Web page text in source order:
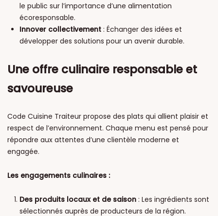
le public sur l’importance d’une alimentation
écoresponsable.
Innover collectivement : Échanger des idées et
développer des solutions pour un avenir durable.
Une offre culinaire responsable et
savoureuse
Code Cuisine Traiteur propose des plats qui allient plaisir et
respect de l’environnement. Chaque menu est pensé pour
répondre aux attentes d’une clientèle moderne et
engagée.
Les engagements culinaires :
Des produits locaux et de saison : Les ingrédients sont
sélectionnés auprès de producteurs de la région.